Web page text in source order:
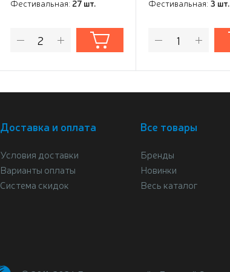
Фестивальная: 27 шт.
Фестивальная: 3 шт.
Доставка и оплата
Условия доставки
Варианты оплаты
Система скидок
Все товары
Бренды
Новинки
Весь каталог